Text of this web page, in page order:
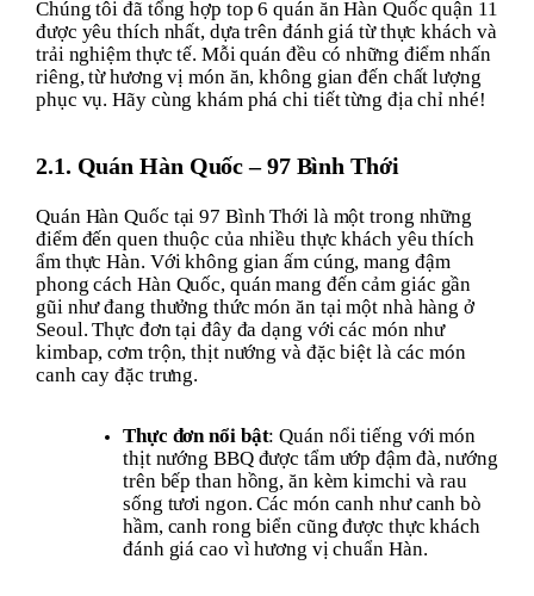
Chúng tôi đã tổng hợp top 6 quán ăn Hàn Quốc quận 11
được yêu thích nhất, dựa trên đánh giá từ thực khách và
trải nghiệm thực tế. Mỗi quán đều có những điểm nhấn
riêng, từ hương vị món ăn, không gian đến chất lượng
phục vụ. Hãy cùng khám phá chi tiết từng địa chỉ nhé!
2.1. Quán Hàn Quốc – 97 Bình Thới
Quán Hàn Quốc tại 97 Bình Thới là một trong những
điểm đến quen thuộc của nhiều thực khách yêu thích
ẩm thực Hàn. Với không gian ấm cúng, mang đậm
phong cách Hàn Quốc, quán mang đến cảm giác gần
gũi như đang thưởng thức món ăn tại một nhà hàng ở
Seoul. Thực đơn tại đây đa dạng với các món như
kimbap, cơm trộn, thịt nướng và đặc biệt là các món
canh cay đặc trưng.
Thực đơn nổi bật: Quán nổi tiếng với món
thịt nướng BBQ được tẩm ướp đậm đà, nướng
trên bếp than hồng, ăn kèm kimchi và rau
sống tươi ngon. Các món canh như canh bò
hầm, canh rong biển cũng được thực khách
đánh giá cao vì hương vị chuẩn Hàn.